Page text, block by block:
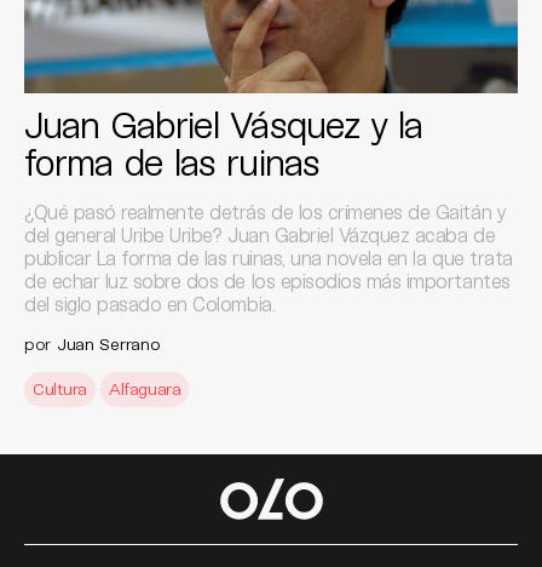
Juan Gabriel Vásquez y la
forma de las ruinas
¿Qué pasó realmente detrás de los crímenes de Gaitán y
del general Uribe Uribe? Juan Gabriel Vázquez acaba de
publicar La forma de las ruinas, una novela en la que trata
de echar luz sobre dos de los episodios más importantes
del siglo pasado en Colombia.
por Juan Serrano
Cultura Alfaguara